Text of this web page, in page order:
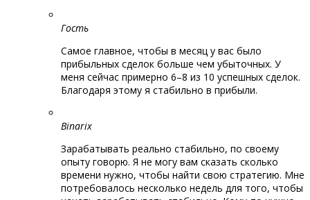
Гость
Самое главное, чтобы в месяц у вас было
прибыльных сделок больше чем убыточных. У
меня сейчас примерно 6–8 из 10 успешных сделок.
Благодаря этому я стабильно в прибыли.
Binarix
Зарабатывать реально стабильно, по своему
опыту говорю. Я не могу вам сказать сколько
времени нужно, чтобы найти свою стратегию. Мне
потребовалось несколько недель для того, чтобы